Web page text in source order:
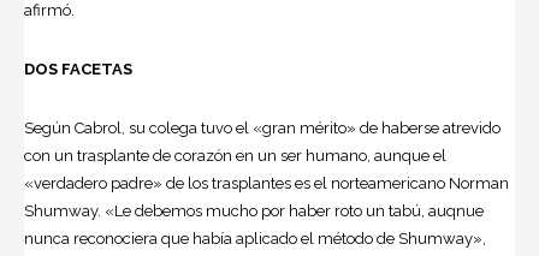
afirmó.
DOS FACETAS
Según Cabrol, su colega tuvo el «gran mérito» de haberse atrevido
con un trasplante de corazón en un ser humano, aunque el
«verdadero padre» de los trasplantes es el norteamericano Norman
Shumway. «Le debemos mucho por haber roto un tabú, auqnue
nunca reconociera que había aplicado el método de Shumway»,